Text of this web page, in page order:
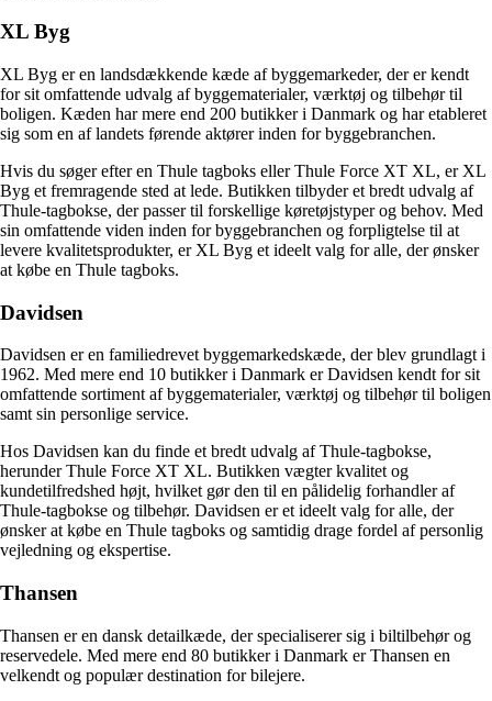
XL Byg
XL Byg er en landsdækkende kæde af byggemarkeder, der er kendt
for sit omfattende udvalg af byggematerialer, værktøj og tilbehør til
boligen. Kæden har mere end 200 butikker i Danmark og har etableret
sig som en af ​​landets førende aktører inden for byggebranchen.
Hvis du søger efter en Thule tagboks eller Thule Force XT XL, er XL
Byg et fremragende sted at lede. Butikken tilbyder et bredt udvalg af
Thule-tagbokse, der passer til forskellige køretøjstyper og behov. Med
sin omfattende viden inden for byggebranchen og forpligtelse til at
levere kvalitetsprodukter, er XL Byg et ideelt valg for alle, der ønsker
at købe en Thule tagboks.
Davidsen
Davidsen er en familiedrevet byggemarkedskæde, der blev grundlagt i
1962. Med mere end 10 butikker i Danmark er Davidsen kendt for sit
omfattende sortiment af byggematerialer, værktøj og tilbehør til boligen
samt sin personlige service.
Hos Davidsen kan du finde et bredt udvalg af Thule-tagbokse,
herunder Thule Force XT XL. Butikken vægter kvalitet og
kundetilfredshed højt, hvilket gør den til en pålidelig forhandler af
Thule-tagbokse og tilbehør. Davidsen er et ideelt valg for alle, der
ønsker at købe en Thule tagboks og samtidig drage fordel af personlig
vejledning og ekspertise.
Thansen
Thansen er en dansk detailkæde, der specialiserer sig i biltilbehør og
reservedele. Med mere end 80 butikker i Danmark er Thansen en
velkendt og populær destination for bilejere.